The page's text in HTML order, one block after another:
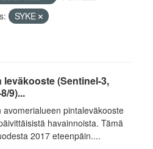
SYKE
(Sentinel-3,
9)...
pintaleväkooste
havainnoista. Tämä
2017 eteenpäin....